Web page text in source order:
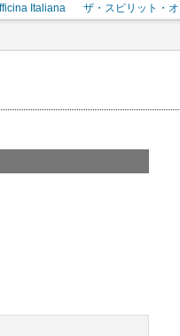
Italiana
ザ・スピリット・
インク スーベレーン
モンブ